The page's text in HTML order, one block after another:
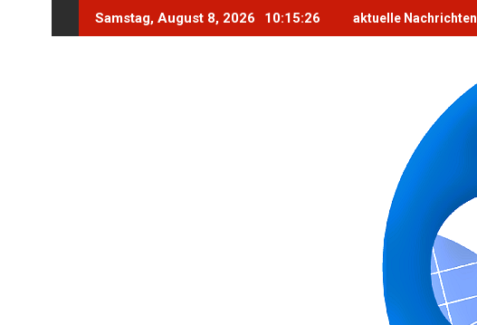
Samstag, August 8, 2026 10:15:28 aktuelle Nachrichten